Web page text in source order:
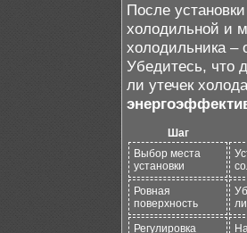
После
холодильной и
холодильника –
Убедитесь, что
ли утечек
Шаг
Выбор места
установки
Ровная
поверхность
Регулировка